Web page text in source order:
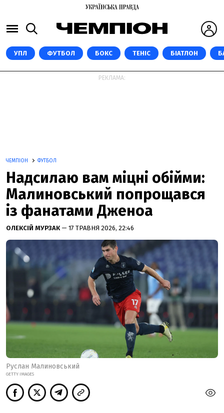
УПЛ ФУТБОЛ БОКС ТЕНІС БІАТЛОН
РЕКЛАМА:
ЧЕМПІОН ФУТБОЛ
Надсилаю вам міцні обійми:
Малиновський попрощався
із фанатами Дженоа
ОЛЕКСІЙ МУРЗАК — 17 ТРАВНЯ 2026, 22:46
Руслан Малиновський
GETTY IMAGES